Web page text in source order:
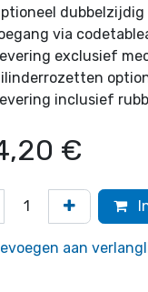
via
exclusief
inclusief
€
aan